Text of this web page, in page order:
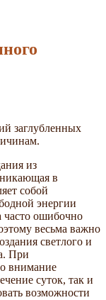
заглубленных
из
в
собой
энергии
ошибочно
весьма важно
светлого и
При
внимание
суток, так и
возможности